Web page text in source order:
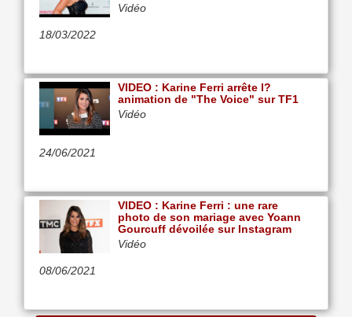
18/03/2022
Vidéo
24/06/2021
VIDEO : Karine Ferri arrête l?
animation de "The Voice" sur TF1
Vidéo
08/06/2021
VIDEO : Karine Ferri : une rare
photo de son mariage avec Yoann
Gourcuff dévoilée sur Instagram
Vidéo